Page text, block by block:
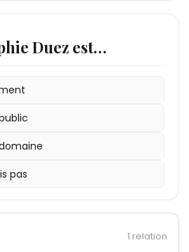
Duez est…
pas
1 relation